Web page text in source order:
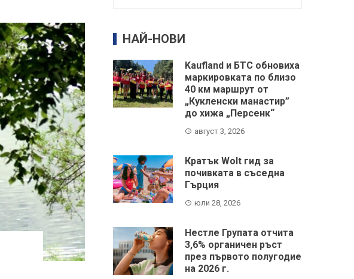
НАЙ-НОВИ
Kaufland и БТС обновиха
маркировката по близо
40 км маршрут от
„Кукленски манастир”
до хижа „Персенк“
август 3, 2026
Кратък Wolt гид за
почивката в съседна
Гърция
юли 28, 2026
Нестле Групата отчита
3,6% органичен ръст
през първото полугодие
на 2026 г.